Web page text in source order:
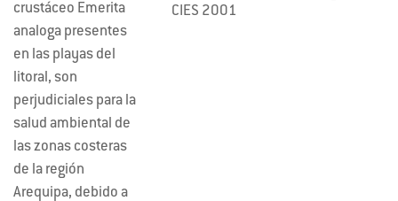
crustáceo Emerita
analoga presentes
en las playas del
litoral, son
perjudiciales para la
salud ambiental de
las zonas costeras
de la región
Arequipa, debido a
CIES 2001